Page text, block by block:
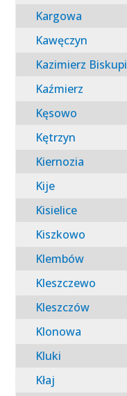
Kargowa
Kawęczyn
Kazimierz Biskupi
Kaźmierz
Kęsowo
Kętrzyn
Kiernozia
Kije
Kisielice
Kiszkowo
Klembów
Kleszczewo
Kleszczów
Klonowa
Kluki
Kłaj